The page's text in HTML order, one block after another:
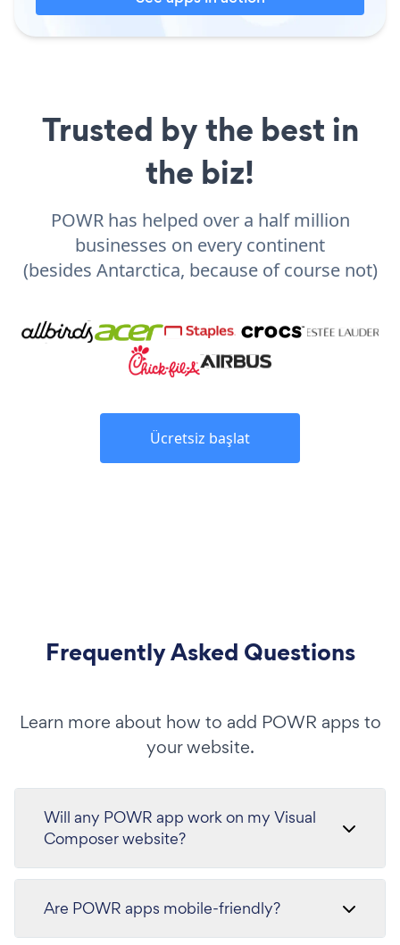
Trusted by the best in
the biz!
POWR has helped over a half million
businesses on every continent
(besides Antarctica, because of course not)
Ücretsiz başlat
Frequently Asked Questions
Learn more about how to add POWR apps to
your website.
Will any POWR app work on my Visual
Composer website?
Are POWR apps mobile-friendly?